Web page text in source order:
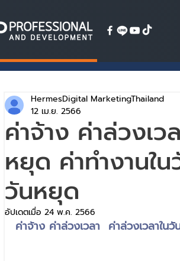
ค่าจ้าง ค่าล่วงเว
หยุด ค่าทำงานใ
วันหยุด
HermesDigital MarketingThailand
12 เม.ย. 2566
อัปเดตเมื่อ 24 พ.ค. 2566
ค่าจ้าง ค่าล่วงเวลา  ค่าล่วงเวลาใน